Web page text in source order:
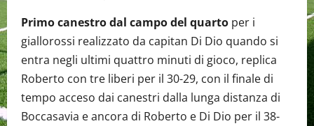
Primo canestro dal campo del quarto per i
giallorossi realizzato da capitan Di Dio quando si
entra negli ultimi quattro minuti di gioco, replica
Roberto con tre liberi per il 30-29, con il finale di
tempo acceso dai canestri dalla lunga distanza di
Boccasavia e ancora di Roberto e Di Dio per il 38-